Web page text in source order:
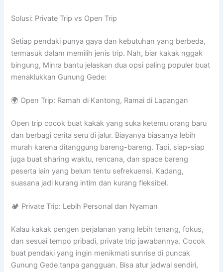
Solusi: Private Trip vs Open Trip
Setiap pendaki punya gaya dan kebutuhan yang berbeda,
termasuk dalam memilih jenis trip. Nah, biar kakak nggak
bingung, Minra bantu jelaskan dua opsi paling populer buat
menaklukkan Gunung Gede:
🌍 Open Trip: Ramah di Kantong, Ramai di Lapangan
Open trip cocok buat kakak yang suka ketemu orang baru
dan berbagi cerita seru di jalur. Biayanya biasanya lebih
murah karena ditanggung bareng-bareng. Tapi, siap-siap
juga buat sharing waktu, rencana, dan space bareng
peserta lain yang belum tentu sefrekuensi. Kadang,
suasana jadi kurang intim dan kurang fleksibel.
🏕️ Private Trip: Lebih Personal dan Nyaman
Kalau kakak pengen perjalanan yang lebih tenang, fokus,
dan sesuai tempo pribadi, private trip jawabannya. Cocok
buat pendaki yang ingin menikmati sunrise di puncak
Gunung Gede tanpa gangguan. Bisa atur jadwal sendiri,